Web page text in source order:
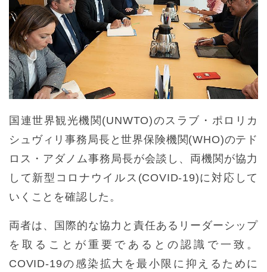
国連世界観光機関(UNWTO)のスラブ・ポロリカ
シュヴィリ事務局長と世界保険機関(WHO)のテド
ロス・アダノム事務局長が会談し、両機関が協力
して新型コロナウイルス(COVID-19)に対応して
いくことを確認した。
両者は、国際的な協力と責任あるリーダーシップ
を取ることが重要であるとの認識で一致。
COVID-19の感染拡大を最小限に抑えるために